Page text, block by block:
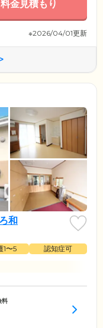
料金見積もり
※2026/04/01更新
和
1〜5
認知症可
料